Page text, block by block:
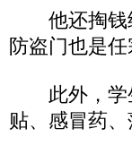
他还掏钱给
防盗门也是任
此外，学生
贴、感冒药、